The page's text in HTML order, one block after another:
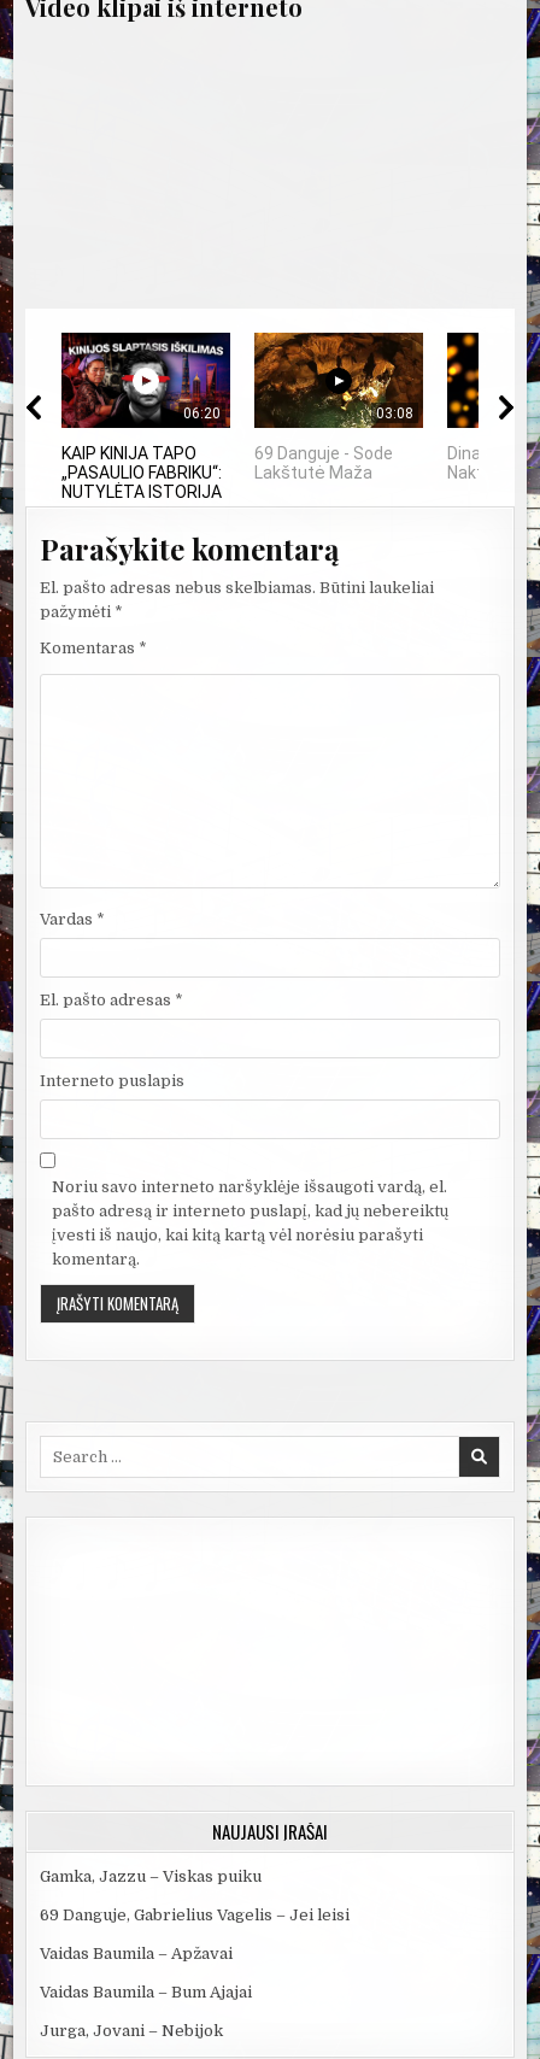
Video klipai iš interneto
06:20
KAIP KINIJA TAPO
„PASAULIO FABRIKU“:
NUTYLĖTA ISTORIJA
03:08
69 Danguje - Sode
Lakštutė Maža
Dinamika -
Naktyje
Parašykite komentarą
El. pašto adresas nebus skelbiamas. Būtini laukeliai
pažymėti *
Komentaras *
Vardas *
El. pašto adresas *
Interneto puslapis
Noriu savo interneto naršyklėje išsaugoti vardą, el.
pašto adresą ir interneto puslapį, kad jų nebereiktų
įvesti iš naujo, kai kitą kartą vėl norėsiu parašyti
komentarą.
NAUJAUSI ĮRAŠAI
Gamka, Jazzu – Viskas puiku
69 Danguje, Gabrielius Vagelis – Jei leisi
Vaidas Baumila – Apžavai
Vaidas Baumila – Bum Ajajai
Jurga, Jovani – Nebijok